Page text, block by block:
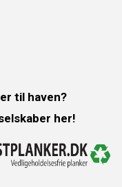
til haven?
her!